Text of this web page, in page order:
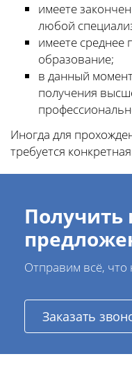
имеете
любой
имеете среднее
образование;
в данный
получения
Иногда для
требуется
Получить
Отправим всё, что
Заказать